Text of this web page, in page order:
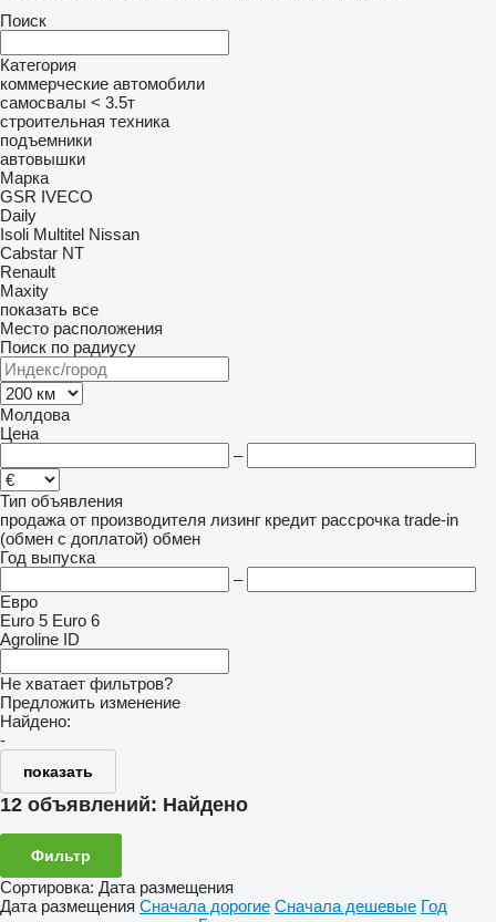
Поиск
Категория
коммерческие автомобили
самосвалы < 3.5т
строительная техника
подъемники
автовышки
Марка
GSR IVECO
Daily
Isoli Multitel Nissan
Cabstar NT
Renault
Maxity
показать все
Место расположения
Поиск по радиусу
Молдова
Цена
–
Тип объявления
продажа от производителя лизинг кредит рассрочка trade-in
(обмен с доплатой) обмен
Год выпуска
–
Евро
Euro 5 Euro 6
Agroline ID
Не хватает фильтров?
Предложить изменение
Найдено:
-
показать
12 объявлений: Найдено
Фильтр
Сортировка: Дата размещения
Дата размещения Сначала дорогие Сначала дешевые Год